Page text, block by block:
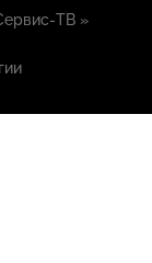
ТВ »